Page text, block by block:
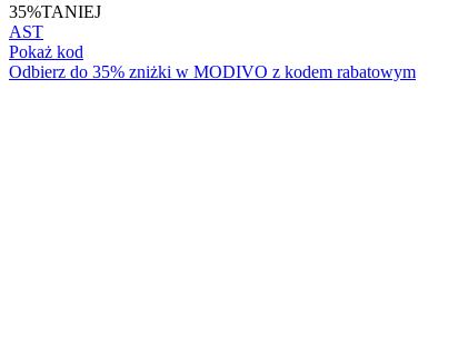
35%TANIEJ
AST
Pokaż kod
Odbierz do 35% zniżki w MODIVO z kodem rabatowym